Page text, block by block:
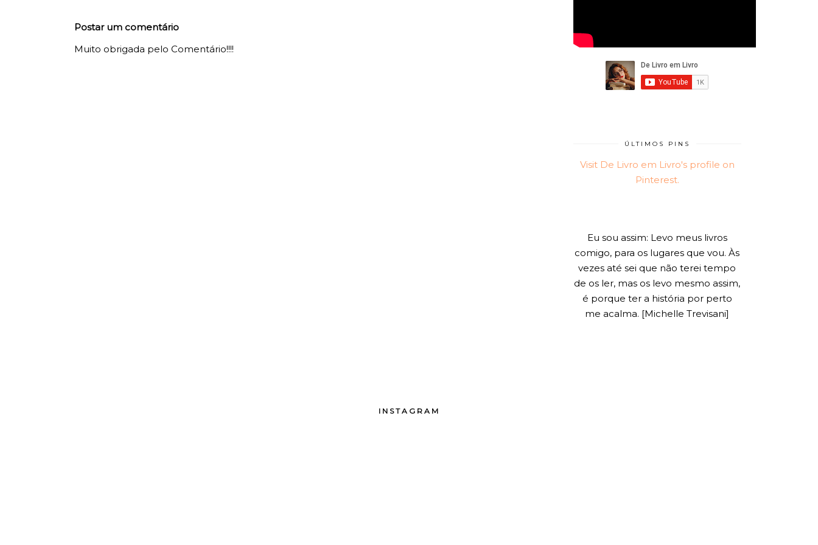
Postar um comentário
Muito obrigada pelo Comentário!!!!
ÚLTIMOS PINS
Visit De Livro em Livro's profile on
Pinterest.
Eu sou assim: Levo meus livros
comigo, para os lugares que vou. Às
vezes até sei que não terei tempo
de os ler, mas os levo mesmo assim,
é porque ter a história por perto
me acalma. [Michelle Trevisani]
INSTAGRAM